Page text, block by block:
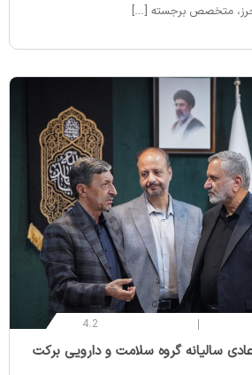
متخصص برجسته […]
4.2
سالیانه گروه سلامت و دارویی برکت